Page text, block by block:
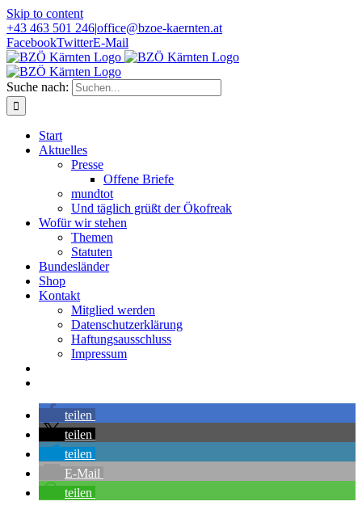
Skip to content
+43 463 501 246|office@bzoe-kaernten.at
FacebookTwitterE-Mail
Suche nach:
Start
Aktuelles
Presse
Offene Briefe
mundtot
Und täglich grüßt der Ökofreak
Wofür wir stehen
Themen
Statuten
Bundesländer
Shop
Kontakt
Mitglied werden
Datenschutzerklärung
Haftungsausschluss
Impressum
teilen
teilen
teilen
E-Mail
teilen